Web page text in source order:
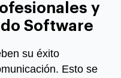
y
Software
su éxito
Esto se